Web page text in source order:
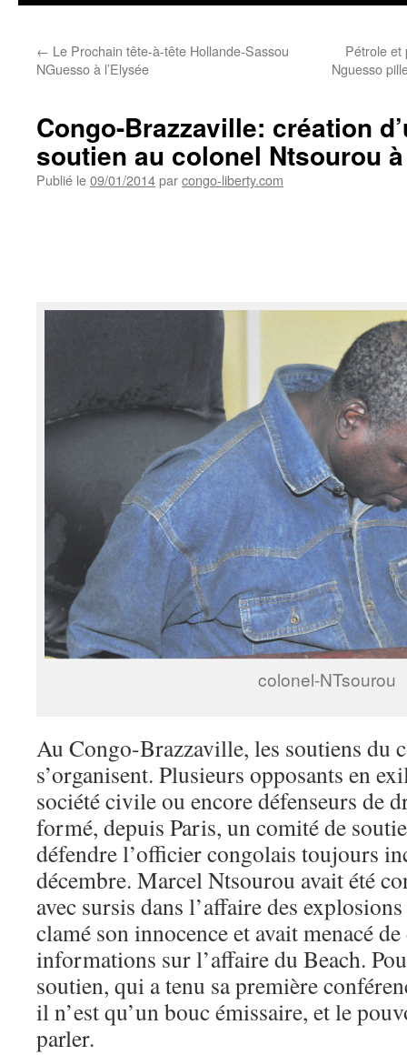
← Le Prochain tête-à-tête Hollande-Sassou
NGuesso à l’Elysée
Pétrole et
Nguesso
Congo-Brazzaville: création
soutien au colonel Ntsourou
Publié le09/01/2014parcongo-liberty.com
colonel-NTsourou
Au Congo-Brazzaville, les soutiens du
s’organisent. Plusieurs opposants en
société civile ou encore défenseurs de
formé, depuis Paris, un comité de
défendre l’officier congolais toujours
décembre. Marcel Ntsourou avait été
avec sursis dans l’affaire des
clamé son innocence et avait menacé
informations sur l’affaire du Beach.
soutien, qui a tenu sa première
il n’est qu’un bouc émissaire, et le
parler.